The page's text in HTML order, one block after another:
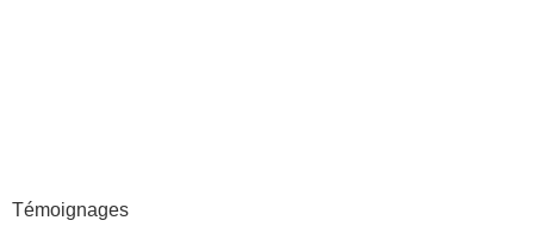
Témoignages